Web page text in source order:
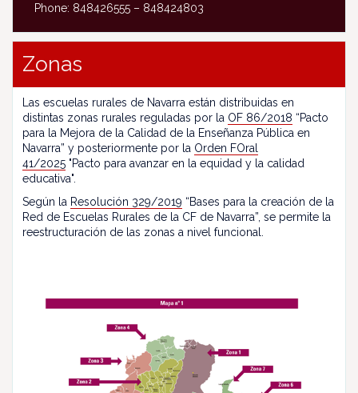
Phone: 848426555 – 848424803
Zonas
Las escuelas rurales de Navarra están distribuidas en
distintas zonas rurales reguladas por la OF 86/2018 “Pacto
para la Mejora de la Calidad de la Enseñanza Pública en
Navarra” y posteriormente por la Orden FOral
41/2025 "Pacto para avanzar en la equidad y la calidad
educativa".
Según la Resolución 329/2019 “Bases para la creación de la
Red de Escuelas Rurales de la CF de Navarra”, se permite la
reestructuración de las zonas a nivel funcional.